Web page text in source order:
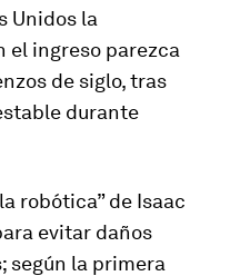
Unidos la
ingreso parezca
de siglo, tras
durante
robótica” de Isaac
evitar daños
según la primera